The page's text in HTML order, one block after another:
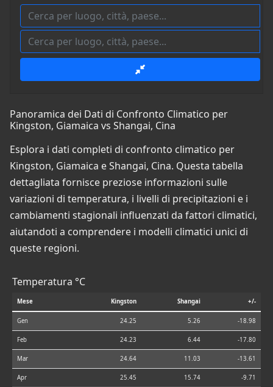
Panoramica dei Dati di Confronto Climatico per
Kingston, Giamaica vs Shangai, Cina
Esplora i dati completi di confronto climatico per
Kingston, Giamaica e Shangai, Cina. Questa tabella
dettagliata fornisce preziose informazioni sulle
variazioni di temperatura, i livelli di precipitazioni e i
cambiamenti stagionali influenzati da fattori climatici,
aiutandoti a comprendere i modelli climatici unici di
queste regioni.
Temperatura °C
Mese Kingston Shangai +/-
Gen 24.25 5.26 -18.98
Feb 24.23 6.44 -17.80
Mar 24.64 11.03 -13.61
Apr 25.45 15.74 -9.71